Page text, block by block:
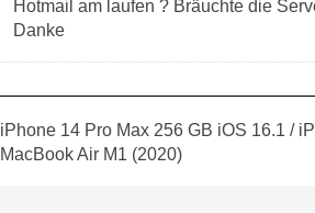
Hotmail am laufen ? Bräuchte die
Danke
iPhone 14 Pro Max 256 GB iOS 16.1 /
MacBook Air M1 (2020)